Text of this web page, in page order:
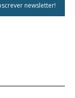
newsletter!